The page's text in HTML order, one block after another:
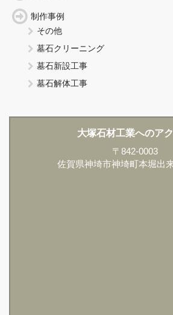
制作事例
その他
墓石クリーニング
墓石新設工事
墓石解体工事
大塚石材工業へのア
〒842-0003
佐賀県神埼市神埼町本堀出